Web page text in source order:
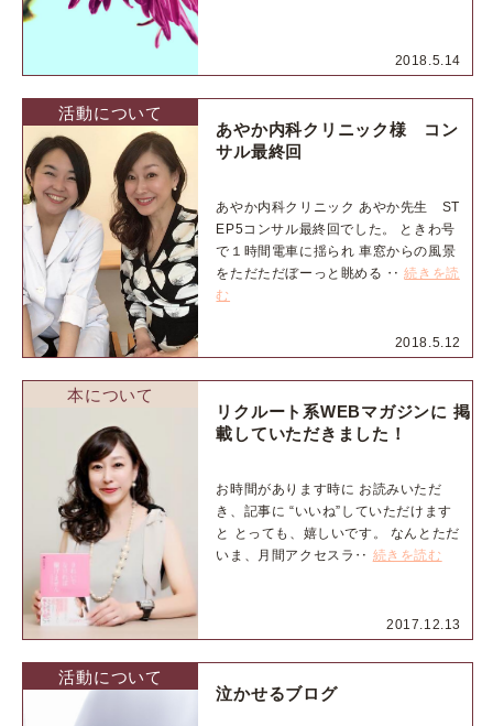
2018.5.14
活動について
2018.5.12
あやか内科クリニック様 コン
サル最終回
あやか内科クリニック あやか先生 ST
EP5コンサル最終回でした。 ときわ号
で１時間電車に揺られ 車窓からの風景
をただただぼーっと眺める ‥続きを読
む
本について
2017.12.13
リクルート系WEBマガジンに 掲
載していただきました！
お時間があります時に お読みいただ
き、記事に “いいね”していただけます
と とっても、嬉しいです。 なんとただ
いま、月間アクセスラ‥ 続きを読む
活動について
泣かせるブログ